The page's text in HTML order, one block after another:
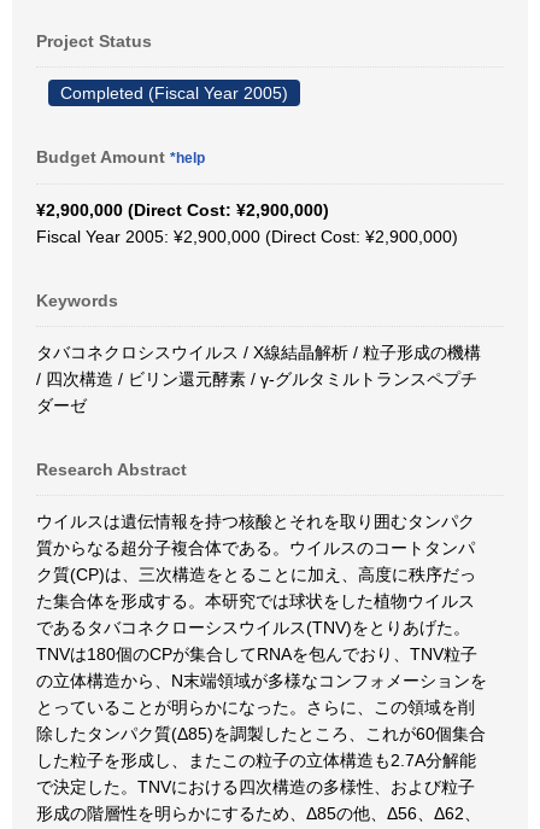
Project Status
Completed (Fiscal Year 2005)
Budget Amount *help
¥2,900,000 (Direct Cost: ¥2,900,000)
Fiscal Year 2005: ¥2,900,000 (Direct Cost: ¥2,900,000)
Keywords
タバコネクロシスウイルス / X線結晶解析 / 粒子形成の機構
/ 四次構造 / ビリン還元酵素 / γ-グルタミルトランスペプチ
ダーゼ
Research Abstract
ウイルスは遺伝情報を持つ核酸とそれを取り囲むタンパク
質からなる超分子複合体である。ウイルスのコートタンパ
ク質(CP)は、三次構造をとることに加え、高度に秩序だっ
た集合体を形成する。本研究では球状をした植物ウイルス
であるタバコネクローシスウイルス(TNV)をとりあげた。
TNVは180個のCPが集合してRNAを包んでおり、TNV粒子
の立体構造から、N末端領域が多様なコンフォメーションを
とっていることが明らかになった。さらに、この領域を削
除したタンパク質(Δ85)を調製したところ、これが60個集合
した粒子を形成し、またこの粒子の立体構造も2.7A分解能
で決定した。TNVにおける四次構造の多様性、および粒子
形成の階層性を明らかにするため、Δ85の他、Δ56、Δ62、